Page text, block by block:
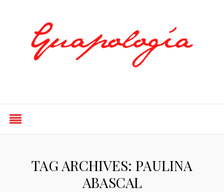
TAG ARCHIVES: PAULINA
ABASCAL